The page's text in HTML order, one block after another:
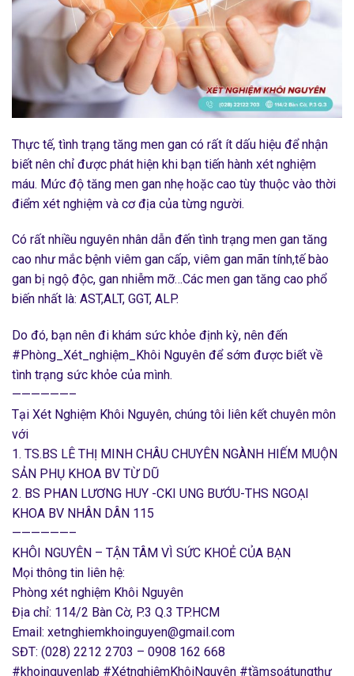
Thực tế, tình trạng tăng men gan có rất ít dấu hiệu để nhận
biết nên chỉ được phát hiện khi bạn tiến hành xét nghiệm
máu. Mức độ tăng men gan nhẹ hoặc cao tùy thuộc vào thời
điểm xét nghiệm và cơ địa của từng người.
Có rất nhiều nguyên nhân dẫn đến tình trạng men gan tăng
cao như mắc bệnh viêm gan cấp, viêm gan mãn tính,tế bào
gan bị ngộ độc, gan nhiễm mỡ…Các men gan tăng cao phổ
biến nhất là: AST,ALT, GGT, ALP.
Do đó, bạn nên đi khám sức khỏe định kỳ, nên đến
#Phòng_Xét_nghiệm_Khôi Nguyên để sớm được biết về
tình trạng sức khỏe của mình.
——————–
Tại Xét Nghiệm Khôi Nguyên, chúng tôi liên kết chuyên môn
với
1. TS.BS LÊ THỊ MINH CHÂU CHUYÊN NGÀNH HIẾM MUỘN
SẢN PHỤ KHOA BV TỪ DŨ
2. BS PHAN LƯƠNG HUY -CKI UNG BƯỚU-THS NGOẠI
KHOA BV NHÂN DÂN 115
——————–
KHÔI NGUYÊN – TẬN TÂM VÌ SỨC KHOẺ CỦA BẠN
Mọi thông tin liên hệ:
Phòng xét nghiệm Khôi Nguyên
Địa chỉ: 114/2 Bàn Cờ, P.3 Q.3 TP.HCM
Email: xetnghiemkhoinguyen@gmail.com
SĐT: (028) 2212 2703 – 0908 162 668
#khoinguyenlab #XétnghiệmKhôiNguyên #tầmsoátungthư